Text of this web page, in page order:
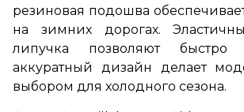
резиновая подошва
на зимних дорогах.
липучка позволяют быстро
аккуратный дизайн делает
выбором для холодного сезона.